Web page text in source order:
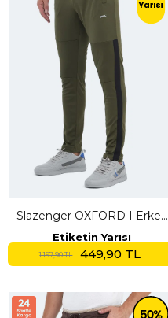
Slazenger OXFORD I Erkek
Fermuar Cepli Haki
Eşofman Altı
Etiketin Yarısı
1.197,90 TL 449,90 TL